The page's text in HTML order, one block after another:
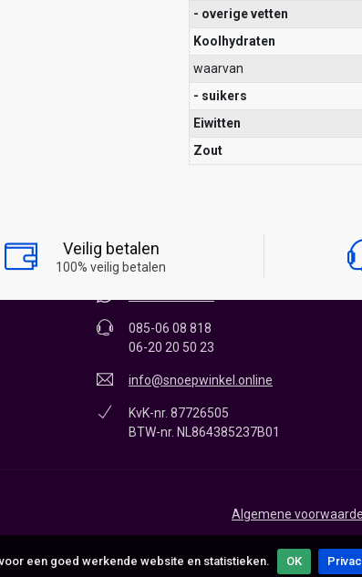
een goed werkende website en statistieken. OK
- overige vetten
Koolhydraten
waarvan
- suikers
Eiwitten
Zout
Veilig betalen
100% veilig betalen
James Wattstraat 12 - 0.11
1704RR Heerhugowaard
085-06 08 818
06-20 20 50 23
info@snoepwinkel.online
KvK-nr. 87726505
BTW-nr. NL864385237B01
Algemene